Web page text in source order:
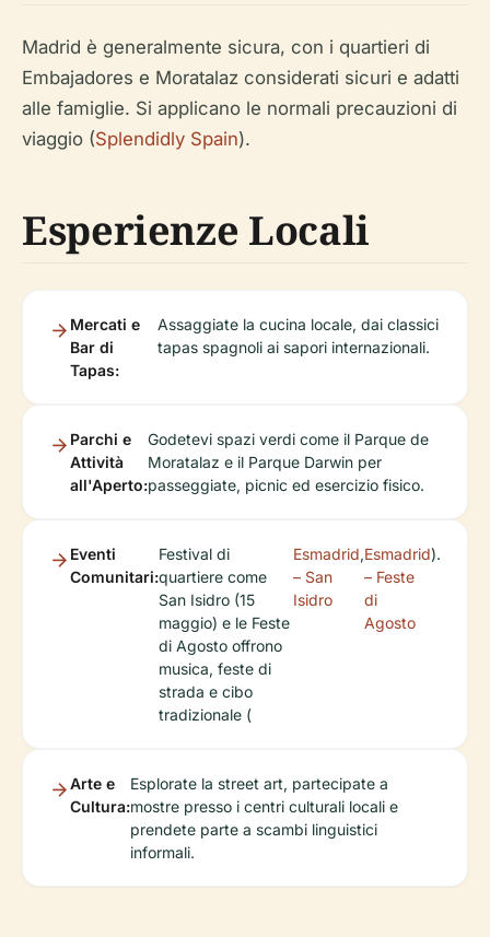
Madrid è generalmente sicura, con i quartieri di
Embajadores e Moratalaz considerati sicuri e adatti
alle famiglie. Si applicano le normali precauzioni di
viaggio (Splendidly Spain).
Esperienze Locali
Mercati e
Bar di
Tapas:
Assaggiate la cucina locale, dai classici
tapas spagnoli ai sapori internazionali.
Parchi e
Attività
all'Aperto:
Godetevi spazi verdi come il Parque de
Moratalaz e il Parque Darwin per
passeggiate, picnic ed esercizio fisico.
Eventi
Comunitari:
Festival di
quartiere come
San Isidro (15
maggio) e le Feste
di Agosto offrono
musica, feste di
strada e cibo
tradizionale (
Esmadrid
– San
Isidro
,Esmadrid
– Feste
di
Agosto
).
Arte e
Cultura:
Esplorate la street art, partecipate a
mostre presso i centri culturali locali e
prendete parte a scambi linguistici
informali.